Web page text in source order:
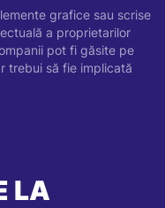
grafice sau scrise
a proprietarilor
pot fi găsite pe
trebui să fie implicată
LA